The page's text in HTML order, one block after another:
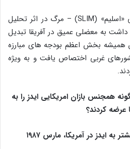
این بیماری که در زبان محلی «اسلیم» (SLIM) – مرگ در اثر تحلیل
داشت به معضلی عمیق در آفریقا تبدیل
بخش اعظم بودجه‌ های مبارزه
غربی اختصاص یافت و به‌ ویژه
ایدز در آمریکا، مارس ۱۹۸۷